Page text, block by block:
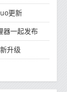
更新
器一起发布
升级